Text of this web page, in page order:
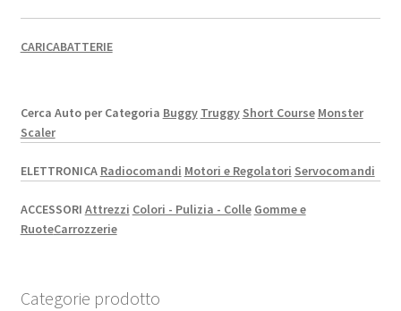
CARICABATTERIE
Cerca Auto per Categoria Buggy Truggy Short Course Monster
Scaler
ELETTRONICA Radiocomandi Motori e Regolatori Servocomandi
ACCESSORI Attrezzi Colori - Pulizia - Colle Gomme e
RuoteCarrozzerie
Categorie prodotto